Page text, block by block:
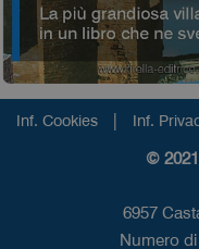
Inf. Cookies | Inf.
©
6957
Numero